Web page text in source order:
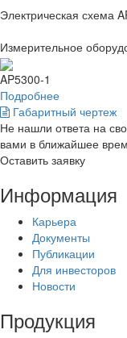
Электрическая схема
Измерительное
AP5300-1
Подробнее
Габаритный чертеж
Не нашли ответа на
вами в ближайшее
Оставить заявку
Информация
Карьера
Документы
Публикации
Для инвесторов
Новости
Продукция